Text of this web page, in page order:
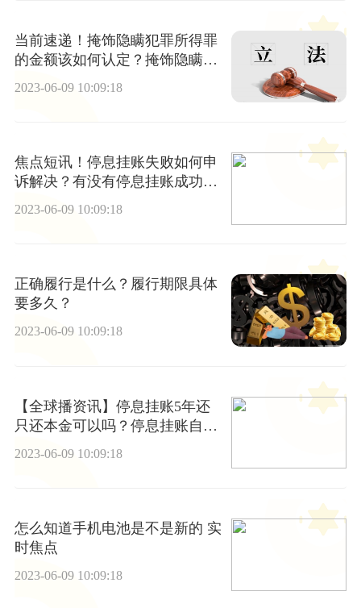
当前速递！掩饰隐瞒犯罪所得罪
的金额该如何认定？掩饰隐瞒犯
2023-06-09 10:09:18
焦点短讯！停息挂账失败如何申
诉解决？有没有停息挂账成功
2023-06-09 10:09:18
正确履行是什么？履行期限具体
要多久？
2023-06-09 10:09:18
【全球播资讯】停息挂账5年还
只还本金可以吗？停息挂账自己
2023-06-09 10:09:18
怎么知道手机电池是不是新的 实
时焦点
2023-06-09 10:09:18